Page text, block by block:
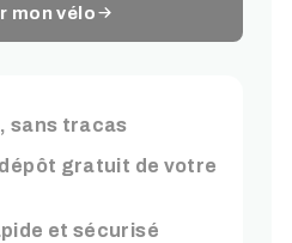
mon vélo
sans tracas
gratuit de votre
et sécurisé